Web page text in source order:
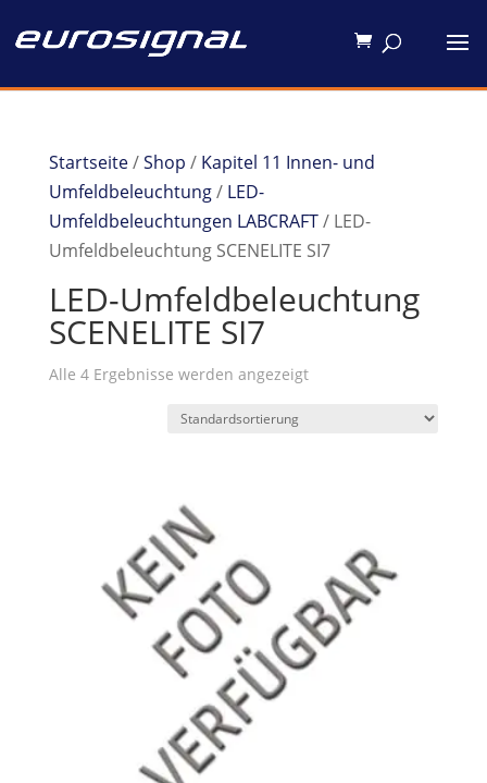
Startseite/Shop / Kapitel 11 Innen- und
Umfeldbeleuchtung/ LED-
Umfeldbeleuchtungen LABCRAFT/ LED-
Umfeldbeleuchtung SCENELITE SI7
LED-Umfeldbeleuchtung
SCENELITE SI7
Alle 4 Ergebnisse werden angezeigt